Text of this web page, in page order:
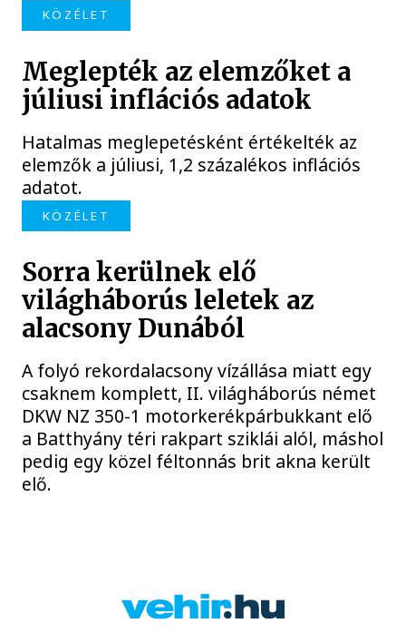
KÖZÉLET
Meglepték az elemzőket a
júliusi inflációs adatok
Hatalmas meglepetésként értékelték az
elemzők a júliusi, 1,2 százalékos inflációs
adatot.
KÖZÉLET
Sorra kerülnek elő
világháborús leletek az
alacsony Dunából
A folyó rekordalacsony vízállása miatt egy
csaknem komplett, II. világháborús német
DKW NZ 350-1 motorkerékpárbukkant elő
a Batthyány téri rakpart sziklái alól, máshol
pedig egy közel féltonnás brit akna került
elő.